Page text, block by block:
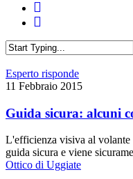
Esperto risponde
11 Febbraio 2015
Guida sicura: alcuni
L'efficienza visiva al volante
guida sicura e viene
Ottico di Uggiate